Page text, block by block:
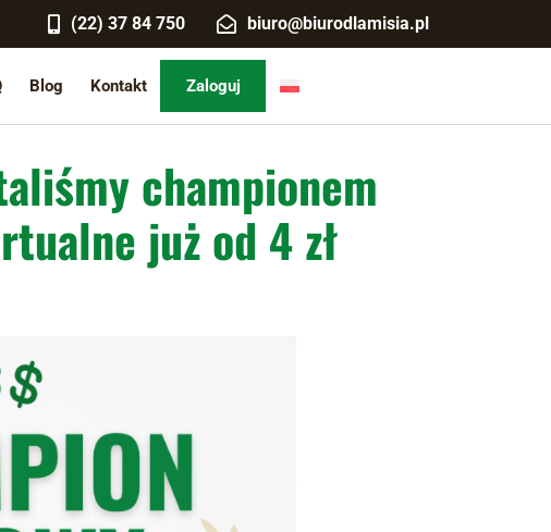
(22) 37 84 750 biuro@biurodlamisia.pl
Blog Kontakt Zaloguj
championem
już od 4 zł